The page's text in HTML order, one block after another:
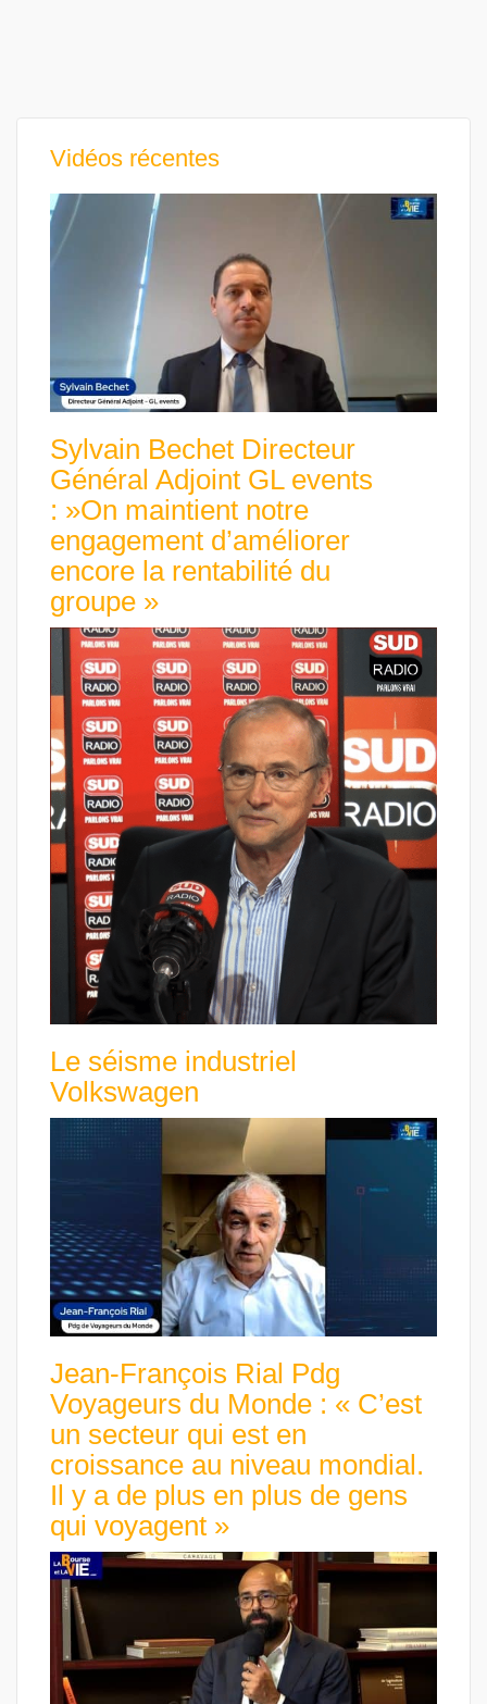
Vidéos récentes
Sylvain Bechet Directeur
Général Adjoint GL events
: »On maintient notre
engagement d’améliorer
encore la rentabilité du
groupe »
Le séisme industriel
Volkswagen
Jean-François Rial Pdg
Voyageurs du Monde : « C’est
un secteur qui est en
croissance au niveau mondial.
Il y a de plus en plus de gens
qui voyagent »